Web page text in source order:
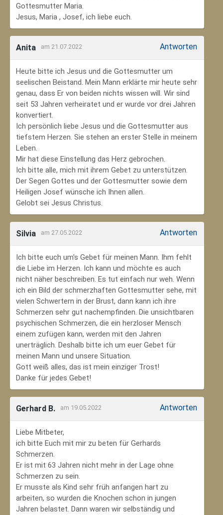
Gottesmutter Maria.
Jesus, Maria , Josef, ich liebe euch.
Anita am 21.07.2022 Antworten
Heute bitte ich Jesus und die Gottesmutter um
seelischen Beistand. Mein Mann erklärte mir heute sehr
genau, dass Er von beiden nichts wissen will. Wir sind
seit 53 Jahren verheiratet und er wurde vor drei Jahren
konvertiert.
Ich persönlich liebe Jesus und die Gottesmutter aus
tiefstem Herzen. Sie stehen an erster Stelle in meinem
Leben.
Mir hat diese Einstellung das Herz gebrochen.
Ich bitte alle, mich mit ihrem Gebet zu unterstützen.
Der Segen Gottes und der Gottesmutter sowie dem
Heiligen Josef wünsche ich Ihnen allen.
Gelobt sei Jesus Christus.
Silvia am 27.05.2022 Antworten
Ich bitte euch um's Gebet für meinen Mann. Ihm fehlt
die Liebe im Herzen. Ich kann und möchte es auch
nicht näher beschreiben. Es tut einfach nur weh. Wenn
ich ein Bild der schmerzhaften Gottesmutter sehe, mit
vielen Schwertern in der Brust, dann kann ich ihre
Schmerzen sehr gut nachempfinden. Die unsichtbaren
psychischen Schmerzen, die ein herzloser Mensch
einem zufügen kann, werden mit den Jahren
unerträglich. Deshalb bitte ich um euer Gebet für
meinen Mann und unsere Situation.
Gott weiß alles, das ist mein einziger Trost!
Danke für jedes Gebet!
Gerhard B. am 19.05.2022 Antworten
Liebe Mitbeter,
ich bitte Euch mit mir zu beten für Gerhards
Schmerzen.
Er ist mit 63 Jahren nicht mehr in der Lage ohne
Schmerzen zu sein.
Er musste als Kind sehr früh anfangen hart zu
arbeiten, so wurden die Knochen schon in jungen
Jahren belastet. Dann waren wir selbständig und